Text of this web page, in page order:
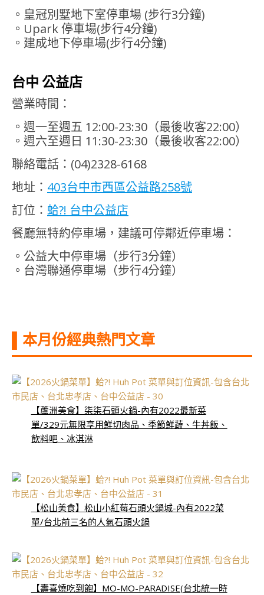
。皇冠別墅地下室停車場 (步行3分鐘)
。Upark 停車場(步行4分鐘)
。建成地下停車場(步行4分鐘)
台中 公益店
營業時間：
。週一至週五 12:00-23:30（最後收客22:00）
。週六至週日 11:30-23:30（最後收客22:00）
聯絡電話：(04)2328-6168
地址： 403台中市西區公益路258號
訂位： 蛤?! 台中公益店
餐廳無特約停車場，建議可停鄰近停車場：
。公益大中停車場（步行3分鐘）
。台灣聯通停車場（步行4分鐘）
▌本月份經典熱門文章
【蘆洲美食】柒柒石頭火鍋-內有2022最新菜
單/329元無限享用鮮切肉品、季節鮮蔬、牛丼飯、
飲料吧、冰淇淋
【松山美食】松山小紅莓石頭火鍋城-內有2022菜
單/台北前三名的人氣石頭火鍋
【壽喜燒吃到飽】MO-MO-PARADISE(台北統一時